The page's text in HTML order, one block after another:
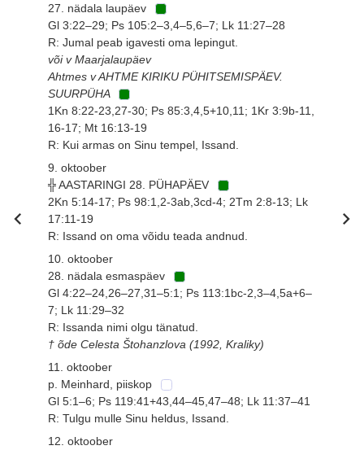
27. nädala laupäev
Gl 3:22–29; Ps 105:2–3,4–5,6–7; Lk 11:27–28
R: Jumal peab igavesti oma lepingut.
või v Maarjalaupäev
Ahtmes v AHTME KIRIKU PÜHITSEMISPÄEV.
SUURPÜHA
1Kn 8:22-23,27-30; Ps 85:3,4,5+10,11; 1Kr 3:9b-11,
16-17; Mt 16:13-19
R: Kui armas on Sinu tempel, Issand.
9. oktoober
╬ AASTARINGI 28. PÜHAPÄEV
2Kn 5:14-17; Ps 98:1,2-3ab,3cd-4; 2Tm 2:8-13; Lk
17:11-19
R: Issand on oma võidu teada andnud.
10. oktoober
28. nädala esmaspäev
Gl 4:22–24,26–27,31–5:1; Ps 113:1bc-2,3–4,5a+6–
7; Lk 11:29–32
R: Issanda nimi olgu tänatud.
† õde Celesta Štohanzlova (1992, Kraliky)
11. oktoober
p. Meinhard, piiskop
Gl 5:1–6; Ps 119:41+43,44–45,47–48; Lk 11:37–41
R: Tulgu mulle Sinu heldus, Issand.
12. oktoober